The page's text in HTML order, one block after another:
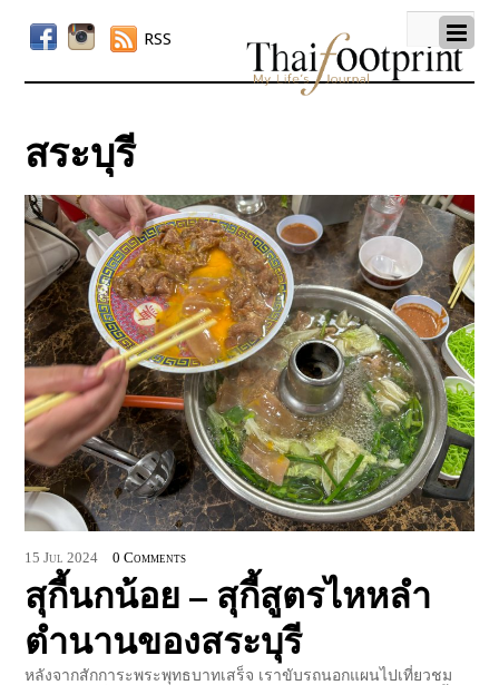
RSS
สระบุรี
15 Jul 2024 0 Comments
สุกี้นกน้อย – สุกี้สูตรไหหลำ
ตำนานของสระบุรี
หลังจากสักการะพระพุทธบาทเสร็จ เราขับรถนอกแผนไปเที่ยวชม